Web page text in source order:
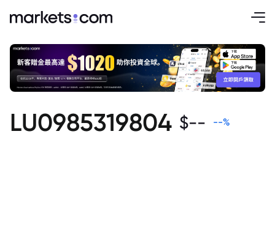
LU0985319804 $-- --%